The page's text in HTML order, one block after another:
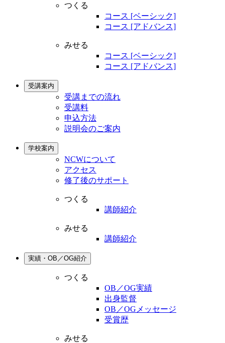
つくる
コース [ベーシック]
コース [アドバンス]
みせる
コース [ベーシック]
コース [アドバンス]
受講案内
受講までの流れ
受講料
申込方法
説明会のご案内
学校案内
NCWについて
アクセス
修了後のサポート
つくる
講師紹介
みせる
講師紹介
実績・OB／OG紹介
つくる
OB／OG実績
出身監督
OB／OGメッセージ
受賞歴
みせる